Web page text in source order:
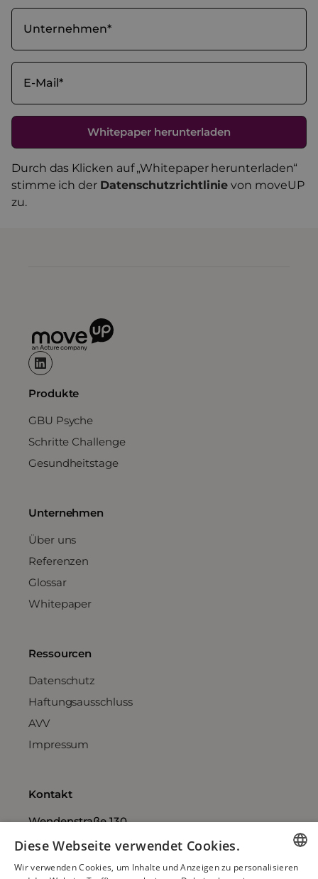
Durch das Klicken auf „Whitepaper herunterladen“
stimme ich der Datenschutzrichtlinie von moveUP
zu.
Produkte
GBU Psyche
Schritte Challenge
Gesundheitstage
Unternehmen
Über uns
Referenzen
Glossar
Whitepaper
Ressourcen
Datenschutz
Haftungsausschluss
AVV
Impressum
Kontakt
Wendenstraße 130
Deutschland
vertrieb@moveup.de
Diese Webseite verwendet Cookies.
Wir verwenden Cookies, um Inhalte und Anzeigen zu personalisieren